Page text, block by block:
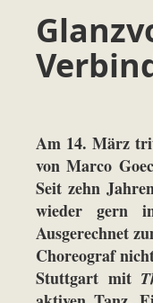
Am 14. März
von Marco
Seit zehn
wieder gern
Ausgerechnet
Choreograf
Stuttgart mit